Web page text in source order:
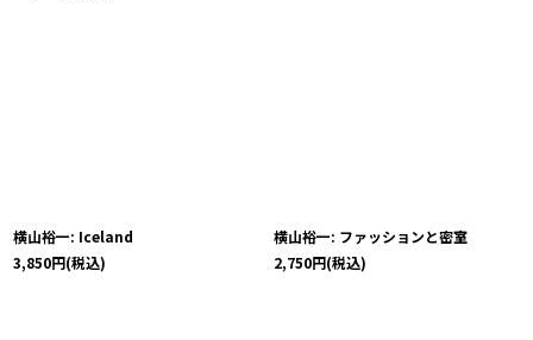
横山裕一: Iceland
3,850円(税込)
横山裕一: ファッションと密室
2,750円(税込)